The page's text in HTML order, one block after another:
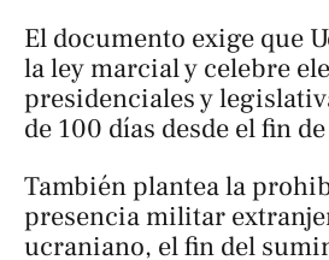
El documento exige que
la ley marcial y celebre
presidenciales y
de 100 días desde el fin
También plantea la
presencia militar
ucraniano, el fin del